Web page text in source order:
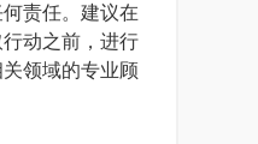
责任。建议在
动之前，进行
领域的专业顾